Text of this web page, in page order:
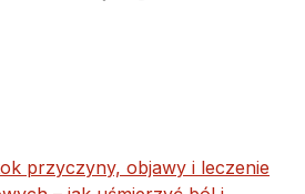
przyczyny, objawy i leczenie